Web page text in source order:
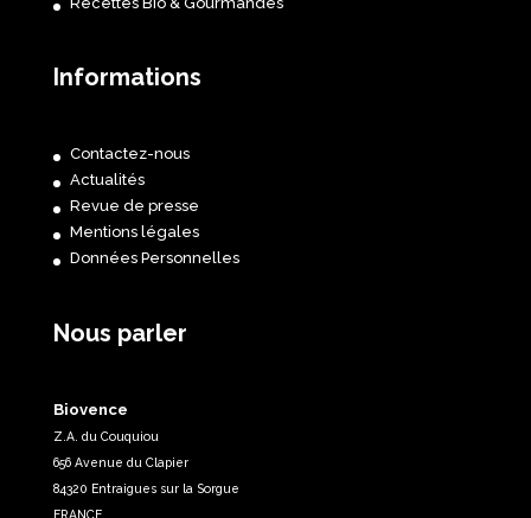
Informations
Contactez-nous
Actualités
Revue de presse
Mentions légales
Données Personnelles
Nous parler
Biovence
Z.A. du Couquiou
656 Avenue du Clapier
84320 Entraigues sur la Sorgue
FRANCE